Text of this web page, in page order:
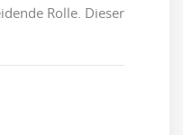
Rolle. Dieser